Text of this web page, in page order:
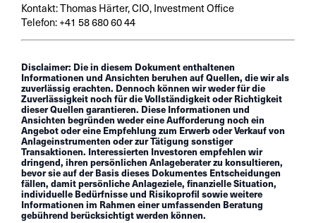
Kontakt: Thomas Härter, CIO, Investment Office
Telefon: +41 58 680 60 44
Disclaimer: Die in diesem Dokument enthaltenen
Informationen und Ansichten beruhen auf Quellen, die wir als
zuverlässig erachten. Dennoch können wir weder für die
Zuverlässigkeit noch für die Vollständigkeit oder Richtigkeit
dieser Quellen garantieren. Diese Informationen und
Ansichten begründen weder eine Aufforderung noch ein
Angebot oder eine Empfehlung zum Erwerb oder Verkauf von
Anlageinstrumenten oder zur Tätigung sonstiger
Transaktionen. Interessierten Investoren empfehlen wir
dringend, ihren persönlichen Anlageberater zu konsultieren,
bevor sie auf der Basis dieses Dokumentes Entscheidungen
fällen, damit persönliche Anlageziele, finanzielle Situation,
individuelle Bedürfnisse und Risikoprofil sowie weitere
Informationen im Rahmen einer umfassenden Beratung
gebührend berücksichtigt werden können.